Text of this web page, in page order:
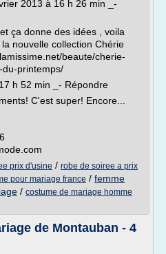
2013 à 16 h 26 min _-
ça donne des idées , voila
nouvelle collection Chérie
beaute/cherie-
du-printemps/
h 52 min _- Répondre
C'est super! Encore...
prix d'usine / robe de soiree a prix
pour mariage france / femme
/ costume de mariage homme
de Montauban - 4